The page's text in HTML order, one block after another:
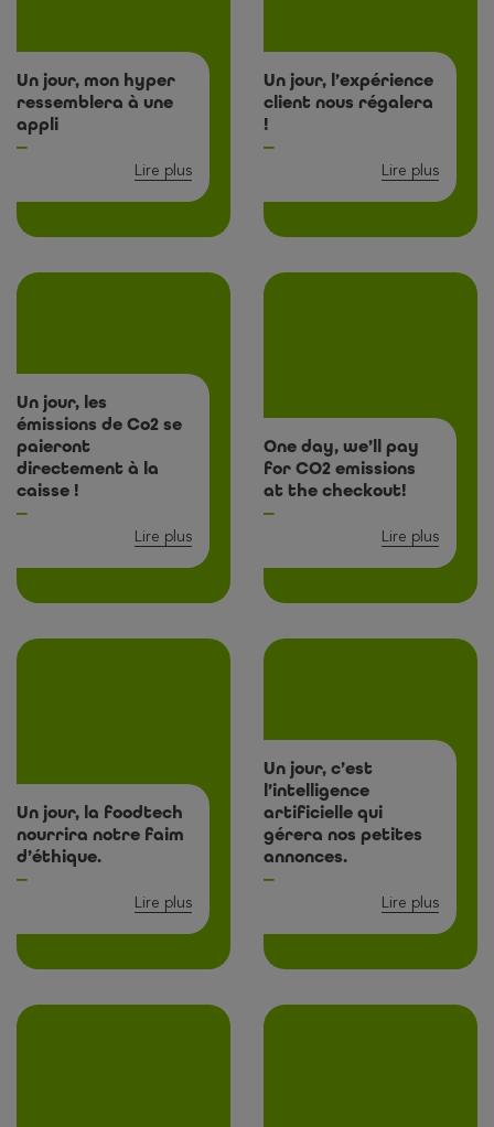
Un jour, mon hyper
ressemblera à une
appli
Lire plus
Un jour, l’expérience
client nous régalera
!
Lire plus
Un jour, les
émissions de Co2 se
paieront
directement à la
caisse !
Lire plus
One day, we’ll pay
for CO2 emissions
at the checkout!
Lire plus
Un jour, la foodtech
nourrira notre faim
d’éthique.
Lire plus
Un jour, c’est
l’intelligence
artificielle qui
gérera nos petites
annonces.
Lire plus